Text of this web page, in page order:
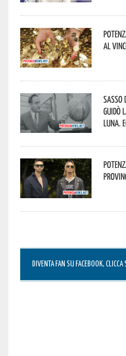
al
Sasso
guidò
Luna.
DIVENTA FAN SU FACEBOOK, CLICCA